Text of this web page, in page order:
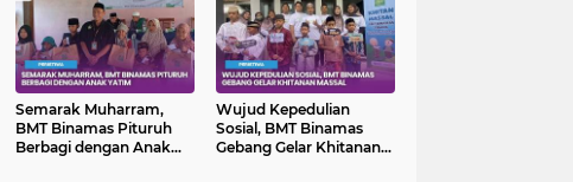
Semarak Muharram,
BMT Binamas Pituruh
Berbagi dengan Anak
Wujud Kepedulian
Sosial, BMT Binamas
Gebang Gelar Khitanan